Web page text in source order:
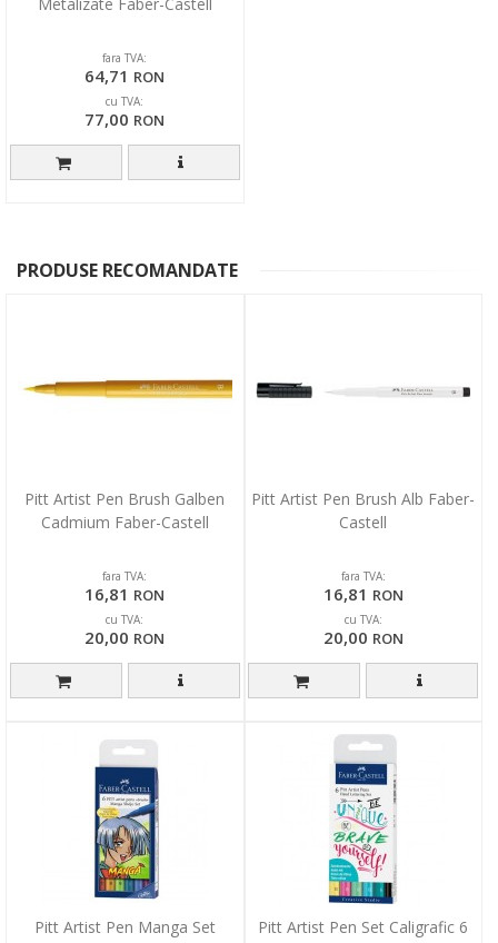
fara TVA:
64,71 RON
cu TVA:
77,00 RON
PRODUSE RECOMANDATE
Pitt Artist Pen Brush Galben
Cadmium Faber-Castell
fara TVA:
16,81 RON
cu TVA:
20,00 RON
Pitt Artist Pen Brush Alb Faber-
Castell
fara TVA:
16,81 RON
cu TVA:
20,00 RON
Pitt Artist Pen Manga Set
Pitt Artist Pen Set Caligrafic 6